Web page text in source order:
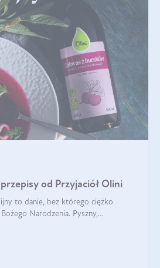
od Przyjaciół Olini
to danie, bez którego ciężko
Narodzenia. Pyszny,